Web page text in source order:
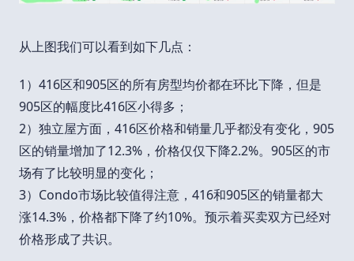
从上图我们可以看到如下几点：
1）416区和905区的所有房型均价都在环比下降，但是
905区的幅度比416区小得多；
2）独立屋方面，416区价格和销量几乎都没有变化，905
区的销量增加了12.3%，价格仅仅下降2.2%。905区的市
场有了比较明显的变化；
3）Condo市场比较值得注意，416和905区的销量都大
涨14.3%，价格都下降了约10%。预示着买卖双方已经对
价格形成了共识。